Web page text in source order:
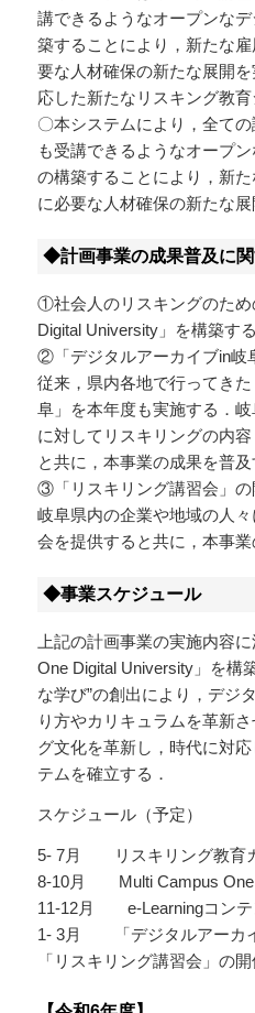
講できるようなオープンな
築することにより，新たな
要な人材確保の新たな展開
応した新たなリスキング教育
〇本システムにより，全て
も受講できるようなオープ
の構築することにより，新
に必要な人材確保の新たな展
◆計画事業の成果普及に
①社会人のリスキングのため
Digital University」を構築する
②「デジタルアーカイブin岐
従来，県内各地で行ってき
阜」を本年度も実施する．
に対してリスキリングの内
と共に，本事業の成果を普及
③「リスキリング講習会」の
岐阜県内の企業や地域の人
会を提供すると共に，本事業
◆事業スケジュール
上記の計画事業の実施内容
One Digital University」を構
な学び”の創出により，デジ
り方やカリキュラムを革新
グ文化を革新し，時代に対
テムを確立する．
スケジュール（予定）
5- 7月 リスキリング教育
8-10月 Multi Campus One
11-12月 e-Learningコンテ
1- 3月 「デジタルアーカ
「リスキリング講習会」の開